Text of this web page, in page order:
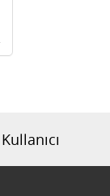
Kullanıcı